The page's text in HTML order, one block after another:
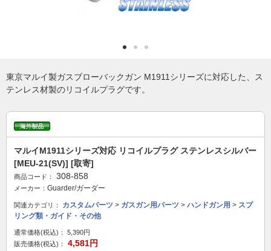
東京マルイ製ガスブローバックガン M1911シリーズに対応した、ス
テンレス材製のリコイルプラグです。
マルイM1911シリーズ対応 リコイルプラグ ステンレスシルバー
[MEU-21(SV)] [取寄]
商品コード： 308-858
メーカー： Guarder/ガーダー
関連カテゴリ： カスタムパーツ > ガスガン用パーツ > ハンドガン用 > スプ
リング類・ガイド・その他
通常価格(税込)：
5,390円
販売価格(税込)：
4,581円